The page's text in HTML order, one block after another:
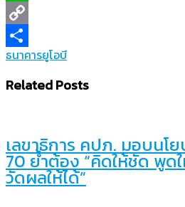
Line
Copy
Link
Share
ธนาคารยูโอบี
Related Posts
เลขาธิการ คปภ. มอบนโ
70 ย้ำต้อง “คิดให้ชัด พูด
วัดผลให้ได้”